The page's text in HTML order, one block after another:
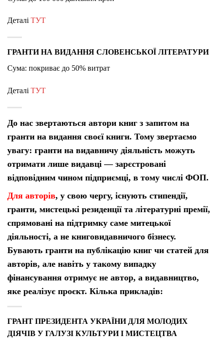
Деталі ТУТ
ГРАНТИ НА ВИДАННЯ СЛОВЕНСЬКОЇ ЛІТЕРАТУРИ
Сума: покриває до 50% витрат
Деталі ТУТ
До нас звертаються автори книг з запитом на
гранти на видання своєї книги. Тому звертаємо
увагу: гранти на видавничу діяльність можуть
отримати лише видавці — зарєстровані
відповідним чином підприємці, в тому числі ФОП.
Для авторів, у свою чергу, існують стипендії,
гранти, мистецькі резиденції та літературні премії,
спрямовані на підтримку саме митецької
діяльності, а не книговидавничого бізнесу.
Бувають гранти на публікацію книг чи статей для
авторів, але навіть у такому випадку
фінансування отримує не автор, а видавництво,
яке реалізує проєкт. Кілька прикладів:
ГРАНТ ПРЕЗИДЕНТА УКРАЇНИ ДЛЯ МОЛОДИХ
ДІЯЧІВ У ГАЛУЗІ КУЛЬТУРИ І МИСТЕЦТВА